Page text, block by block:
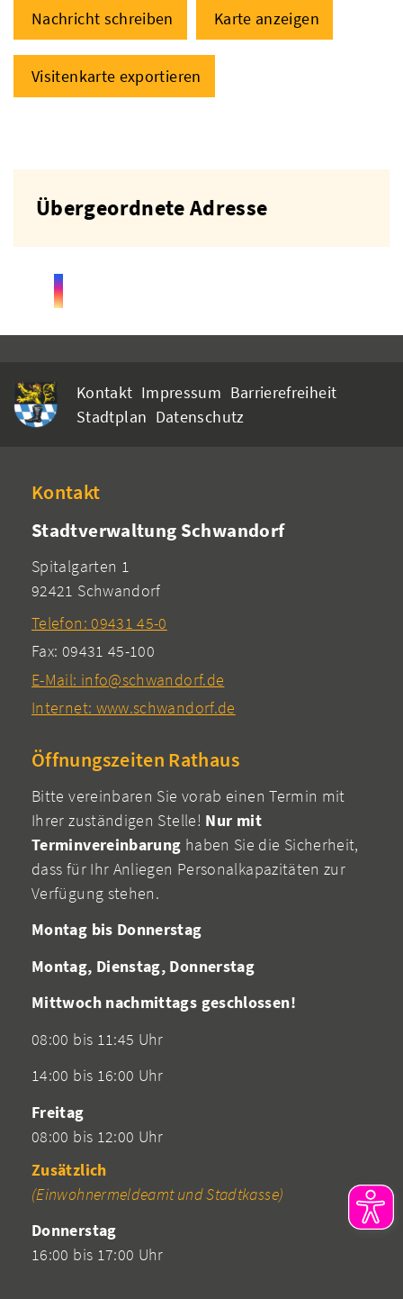
Nachricht schreiben Karte anzeigen
Visitenkarte exportieren
Übergeordnete Adresse
Kontakt Impressum Barrierefreiheit
Stadtplan Datenschutz
Kontakt
Stadtverwaltung Schwandorf
Spitalgarten 1
92421 Schwandorf
Telefon: 09431 45-0
Fax: 09431 45-100
E-Mail: info@schwandorf.de
Internet: www.schwandorf.de
Öffnungszeiten Rathaus
Bitte vereinbaren Sie vorab einen Termin mit
Ihrer zuständigen Stelle! Nur mit
Terminvereinbarung haben Sie die Sicherheit,
dass für Ihr Anliegen Personalkapazitäten zur
Verfügung stehen.
Montag bis Donnerstag
Montag, Dienstag, Donnerstag
Mittwoch nachmittags geschlossen!
08:00 bis 11:45 Uhr
14:00 bis 16:00 Uhr
Freitag
08:00 bis 12:00 Uhr
Zusätzlich
(Einwohnermeldeamt und Stadtkasse)
Donnerstag
16:00 bis 17:00 Uhr